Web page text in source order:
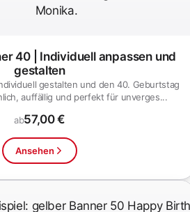
40 | Individuell anpassen und
gestalten
gestalten und den 40. Geburtstag
auffällig und perfekt für unverges...
ab57,00 €
Ansehen